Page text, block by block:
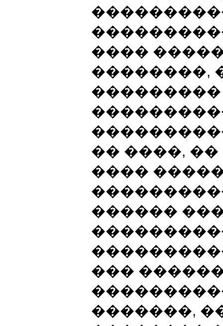
����
��������,
�� ����,
����
������
���
�������,